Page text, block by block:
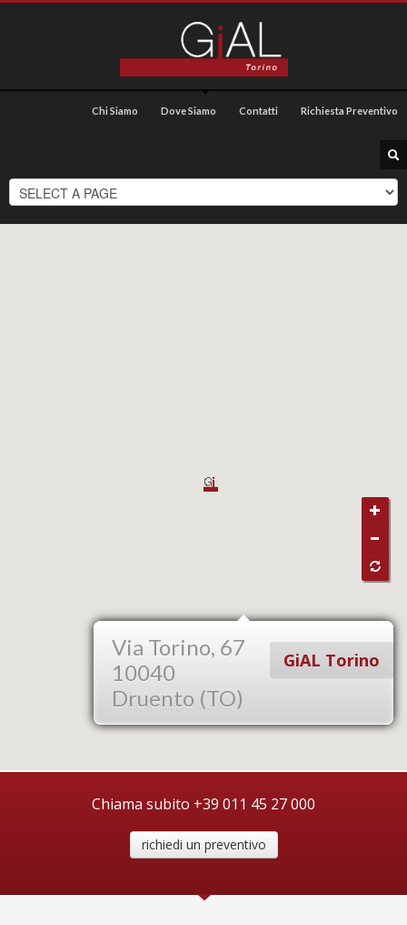
Chi Siamo Dove Siamo Contatti Richiesta Preventivo
GiAL Torino
Via Torino, 67
10040
Druento (TO)
Chiama subito +39 011 45 27 000
richiedi un preventivo